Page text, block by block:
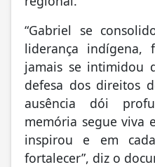
“Gabriel se
liderança indígena,
jamais se intimidou
defesa dos direitos
ausência dói
memória segue viva
inspirou e em
fortalecer”, diz o